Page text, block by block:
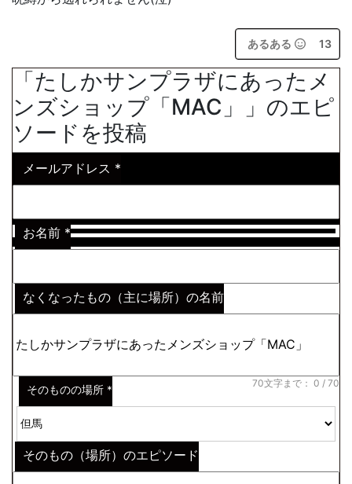
あるある 13
「たしかサンプラザにあったメ
ンズショップ「MAC」」のエピ
ソードを投稿
メールアドレス *
お名前 *
なくなったもの（主に場所）の名前
70文字まで： 0 / 70
そのものの場所 *
そのもの（場所）のエピソード